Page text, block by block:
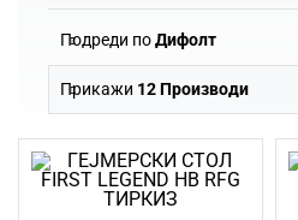
Подреди поДифолт
Прикажи 12 Производи